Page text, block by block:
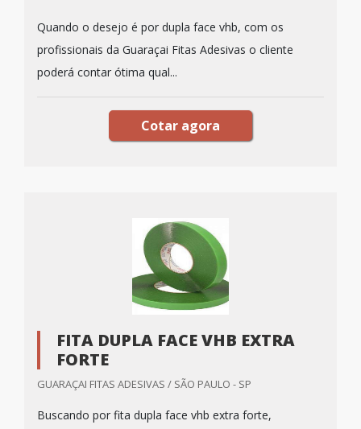
Quando o desejo é por dupla face vhb, com os
profissionais da Guaraçai Fitas Adesivas o cliente
poderá contar ótima qual...
Cotar agora
FITA DUPLA FACE VHB EXTRA
FORTE
GUARAÇAI FITAS ADESIVAS / SÃO PAULO - SP
Buscando por fita dupla face vhb extra forte,